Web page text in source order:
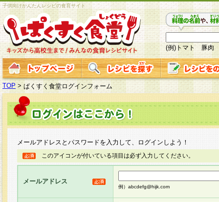
子供向けかんたんレシピの食育サイト
(例)トマト 豚肉
TOP > ぱくすく食堂ログインフォーム
メールアドレスとパスワードを入力して、ログインしよう！
このアイコンが付いている項目は必ず入力してください。
メールアドレス
例）abcdefg@hijk.com